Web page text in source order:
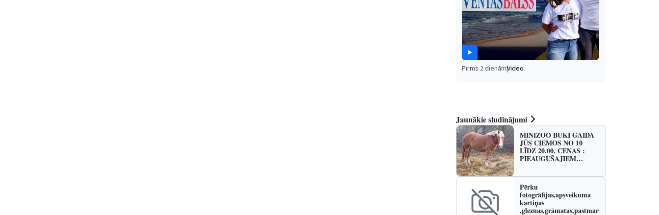
Pirms 2 dienām|Video
Jaunākie sludinājumi
MINIZOO BUKI GAIDA
JŪS CIEMOS NO 10
LĪDZ 20.00. CENAS :
PIEAUGUŠAJIEM…
Pērku
fotogrāfijas,apsveikuma
kartiņas
,gleznas,grāmatas,pastmar